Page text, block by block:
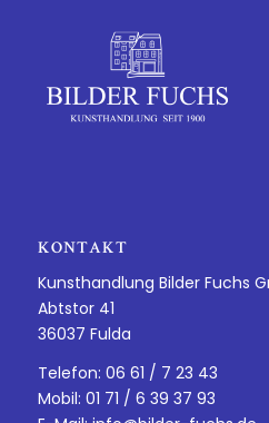
KONTAKT
Kunsthandlung Bilder Fuchs
Abtstor 41
36037 Fulda
Telefon: 06 61 / 7 23 43
Mobil: 01 71 / 6 39 37 93